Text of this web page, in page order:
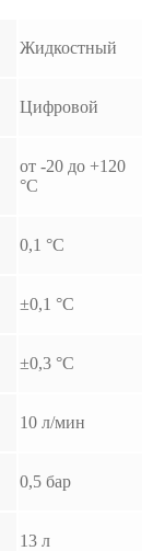
Жидкостный
Цифровой
от -20 до +120
°С
0,1 °С
±0,1 °С
±0,3 °С
10 л/мин
0,5 бар
13 л